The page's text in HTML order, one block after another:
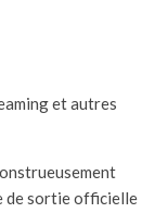
et autres
de sortie officielle